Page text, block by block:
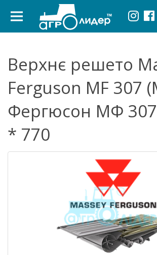
Верхнє решето
Ferguson MF 307
Фергюсон МФ
* 770